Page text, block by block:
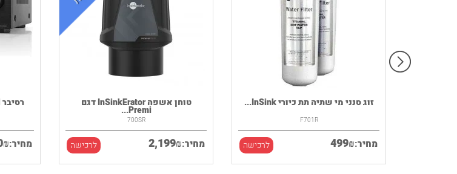
רסיבר DENON דגם AVR-X1800H
מחיר:₪
טוחן אשפה InSinkErator דגם
Premi...
700SR
מחיר: 2,199₪ לרכישה
זוג סנני מי שתיה תת כיורי InSink...
F701R
מחיר: 499₪ לרכישה